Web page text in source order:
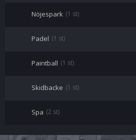
Nöjespark (1 st)
Padel (1 st)
Paintball (1 st)
Skidbacke (1 st)
Spa (2 st)